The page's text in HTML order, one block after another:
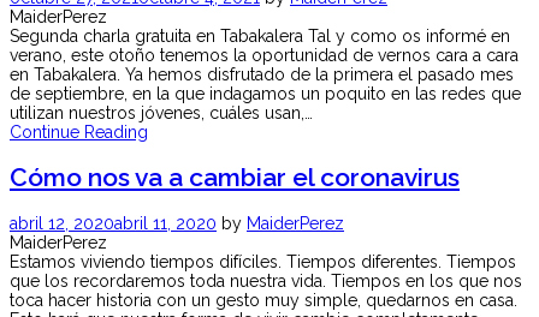
MaiderPerez
Segunda charla gratuita en Tabakalera Tal y como os informé en
verano, este otoño tenemos la oportunidad de vernos cara a cara
en Tabakalera. Ya hemos disfrutado de la primera el pasado mes
de septiembre, en la que indagamos un poquito en las redes que
utilizan nuestros jóvenes, cuáles usan,…
Continue Reading
Cómo nos va a cambiar el coronavirus
abril 12, 2020abril 11, 2020 by MaiderPerez
MaiderPerez
Estamos viviendo tiempos difíciles. Tiempos diferentes. Tiempos
que los recordaremos toda nuestra vida. Tiempos en los que nos
toca hacer historia con un gesto muy simple, quedarnos en casa.